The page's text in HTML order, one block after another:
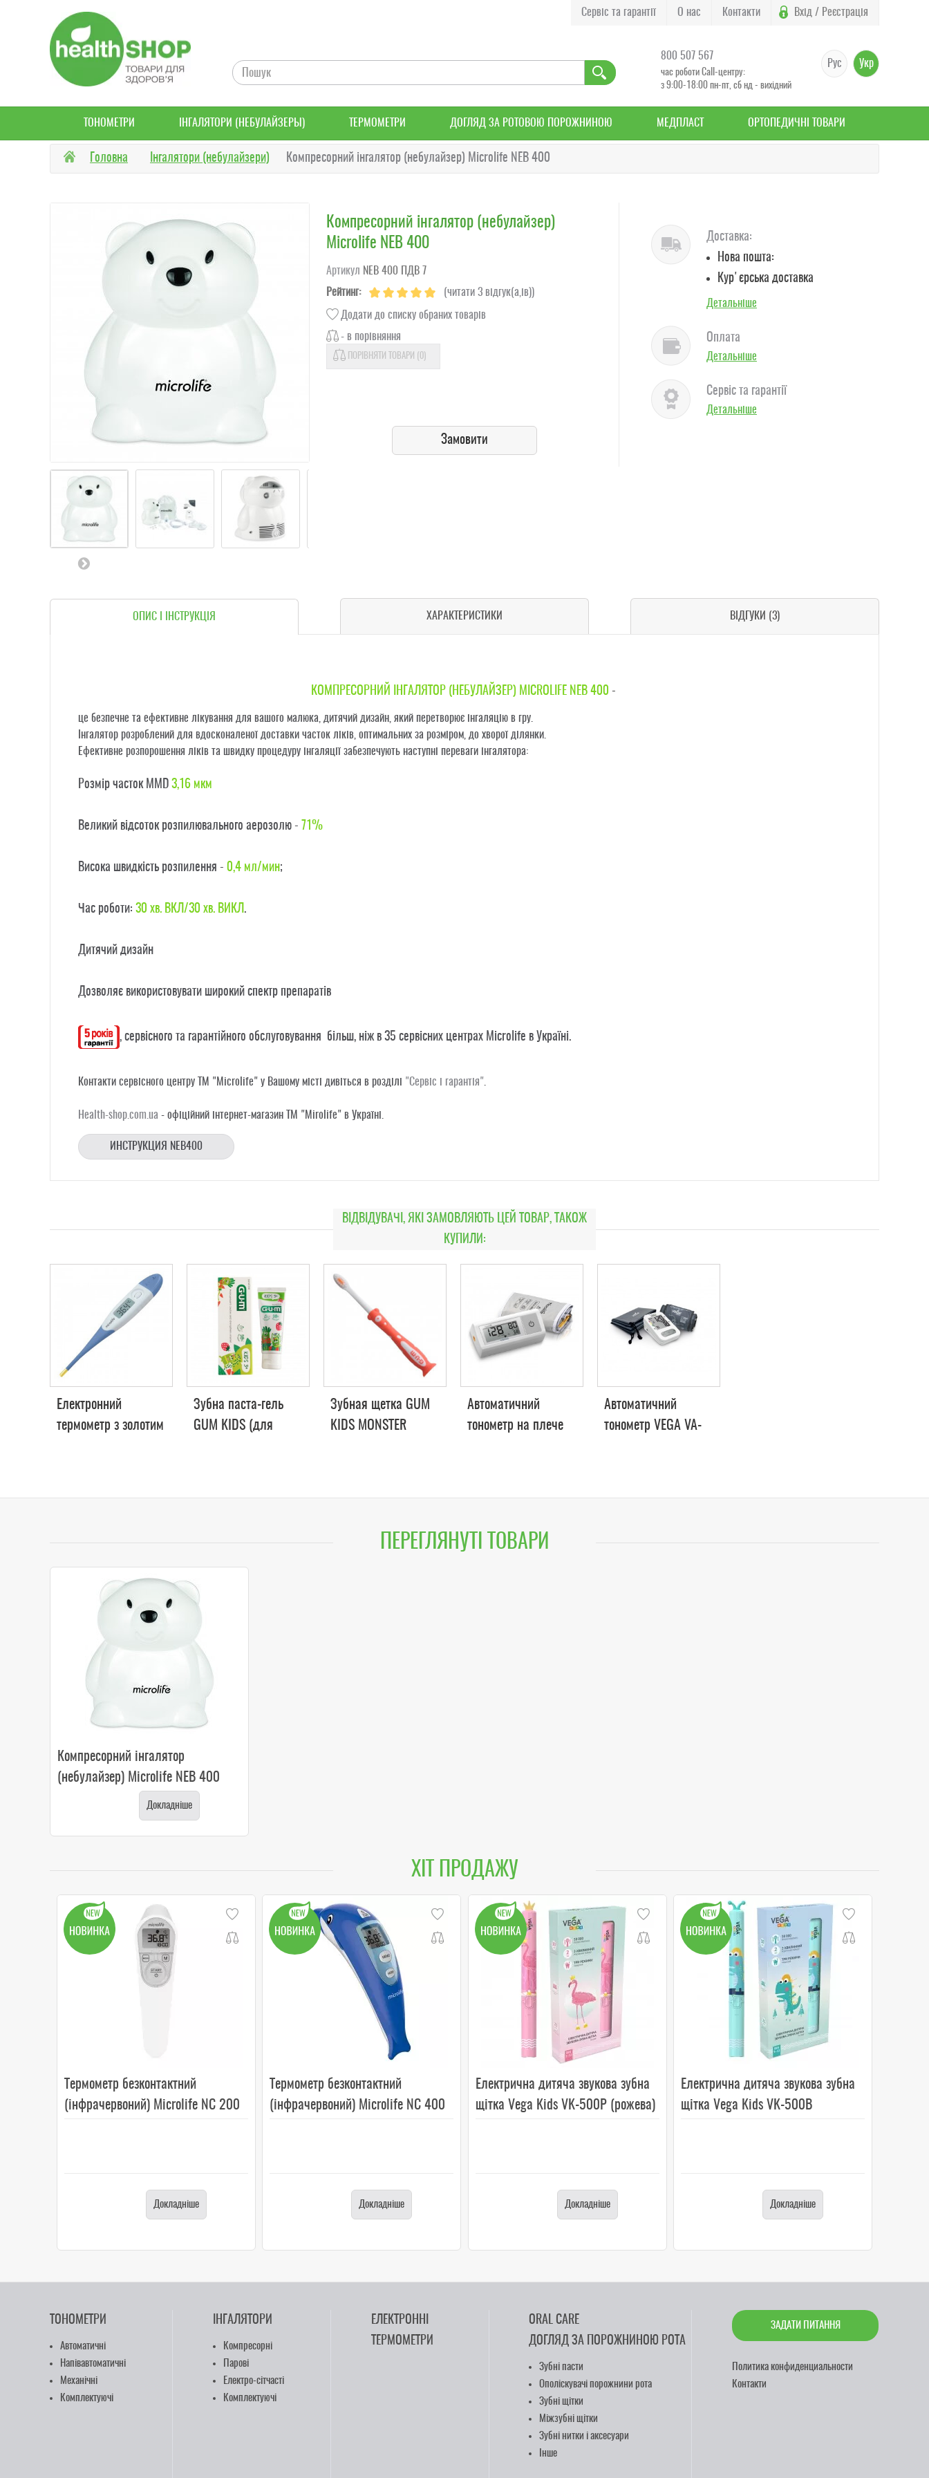
Вхід / Реєстрація
Сервіс та гарантії О нас Контакти
Рус Укр
800 507 567
час роботи Call-центру:
з 9:00-18:00 пн-пт, сб нд - вихідний
ТОНОМЕТРИ ІНГАЛЯТОРИ (НЕБУЛАЙЗЕРЫ) ТЕРМОМЕТРИ ДОГЛЯД ЗА РОТОВОЮ ПОРОЖНИНОЮ МЕДПЛАСТ ОРТОПЕДИЧНІ ТОВАРИ
Головна Інгалятори (небулайзери) Компресорний інгалятор (небулайзер) Microlife NEB 400
Компресорний інгалятор (небулайзер)
Microlife NEB 400
Артикул NEВ 400 ПДВ 7
Рейтинг:
(читати 3 відгук(а,ів))
Додати до списку обраних товарів
- в порівняння
ПОРІВНЯТИ ТОВАРИ ( 0)
Замовити
Доставка:
Нова пошта:
Кур'єрська доставка
Детальніше
Оплата
Детальніше
Сервіс та гарантії
Детальніше
ОПИС І ІНСТРУКЦІЯ ХАРАКТЕРИСТИКИ ВІДГУКИ (3)
КОМПРЕСОРНИЙ ІНГАЛЯТОР (НЕБУЛАЙЗЕР) MICROLIFE NEB 400 -
це безпечне та ефективне лікування для вашого малюка, дитячий дизайн, який перетворює інгаляцію в гру.
Інгалятор розроблений для вдосконаленої доставки часток ліків, оптимальних за розміром, до хворої ділянки.
Ефективне розпорошення ліків та швидку процедуру інгаляції забезпечують наступні переваги інгалятора:
Розмір часток MMD 3,16 мкм
Великий відсоток розпилювального аерозолю - 71%
Висока швидкість розпилення - 0,4 мл/мин;
Час роботи: 30 хв. ВКЛ/30 хв. ВИКЛ .
Дитячий дизайн
Дозволяє використовувати широкий спектр препаратів
, сервісного та гарантійного обслуговування більш, ніж в 35 сервісних центрах Microlife в Україні.
Контакти сервісного центру ТМ "Microlife" у Вашому місті дивіться в розділі "Сервіс і гарантія".
Health-shop.com.ua - офіційний інтернет-магазин TM "Mirolife" в Україні.
ИНСТРУКЦИЯ NEB400
ВІДВІДУВАЧІ, ЯКІ ЗАМОВЛЯЮТЬ ЦЕЙ ТОВАР, ТАКОЖ
КУПИЛИ:
Електронний
термометр з золотим
Зубна паста-гель
GUM KIDS (для
Зубная щетка GUM
KIDS MONSTER
Автоматичний
тонометр на плече
Автоматичний
тонометр VEGA VA-
ПЕРЕГЛЯНУТІ ТОВАРИ
Компресорний інгалятор
(небулайзер) Microlife NEB 400
Докладніше
ХІТ ПРОДАЖУ
Термометр безконтактний
(інфрачервоний) Microlife NC 200
Докладніше
Термометр безконтактний
(інфрачервоний) Microlife NC 400
Докладніше
Електрична дитяча звукова зубна
щітка Vega Kids VK-500P (рожева)
Докладніше
Електрична дитяча звукова зубна
щітка Vega Kids VK-500B
Докладніше
ТОНОМЕТРИ
Автоматичні
Напівавтоматичні
Механічні
Комплектуючі
ІНГАЛЯТОРИ
Компресорні
Парові
Електро-сітчасті
Комплектуючі
ЕЛЕКТРОННІ
ТЕРМОМЕТРИ
ORAL CARE
ДОГЛЯД ЗА ПОРОЖНИНОЮ РОТА
Зубні пасти
Ополіскувачі порожнини рота
Зубні щітки
Міжзубні щітки
Зубні нитки і аксесуари
Інше
ЗАДАТИ ПИТАННЯ
Политика конфиденциальности
Контакти